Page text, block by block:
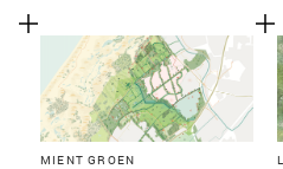
MIENT GROEN